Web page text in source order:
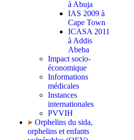
à Abuja
IAS 2009 à
Cape Town
ICASA 2011
à Addis
Abeba
Impact socio-
économique
Informations
médicales
Instances
internationales
PVVIH
Orphelins du sida,
orphelins et enfants